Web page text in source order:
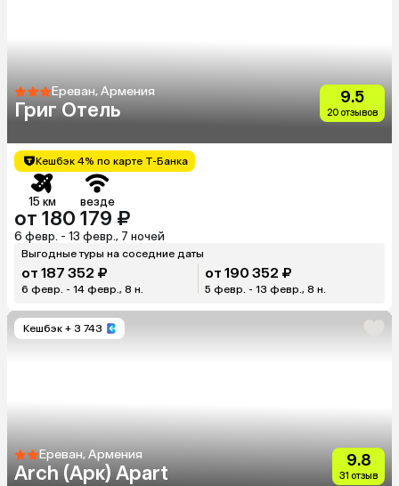
Ереван, Армения
Григ Отель
9.5
20 отзывов
Кешбэк 4% по карте Т-Банка
15 км везде
от 180 179 ₽
6 февр. - 13 февр., 7 ночей
Выгодные туры на соседние даты
от 187 352 ₽
6 февр. - 14 февр., 8 н.
от 190 352 ₽
5 февр. - 13 февр., 8 н.
Кешбэк + 3 743
Ереван, Армения
Arch (Арк) Apart
9.8
31 отзыв